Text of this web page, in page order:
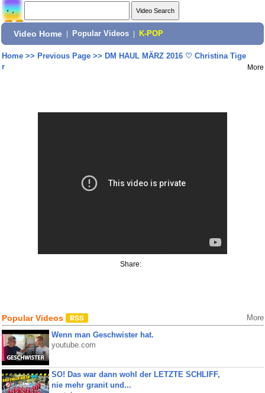
Video Home Popular Videos K-POP
Home>> Previous Page>> DM HAUL MÄRZ 2016 ♡ Christina Tige
r
More
Share:
Popular Videos More
Wenn man Geschwister hat.
youtube.com
SO! Das war dann wohl der LETZTE SCHLIFF,
nie mehr granit und...